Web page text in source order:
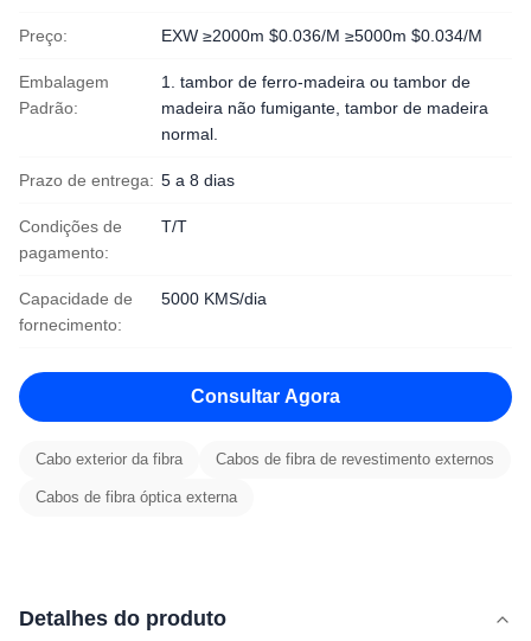
Preço: EXW ≥2000m $0.036/M ≥5000m $0.034/M
Embalagem
Padrão:
1. tambor de ferro-madeira ou tambor de
madeira não fumigante, tambor de madeira
normal.
Prazo de entrega: 5 a 8 dias
Condições de
pagamento:
T/T
Capacidade de
fornecimento:
5000 KMS/dia
Consultar Agora
Cabo exterior da fibra Cabos de fibra de revestimento externos
Cabos de fibra óptica externa
Detalhes do produto